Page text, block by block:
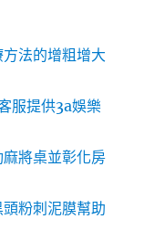
法的增粗增大
服提供3a娛樂
將桌並彰化房
粉刺泥膜幫助